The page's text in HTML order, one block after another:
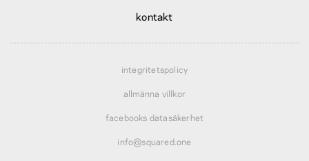
kontakt
integritetspolicy
allmänna villkor
facebooks datasäkerhet
info@squared.one